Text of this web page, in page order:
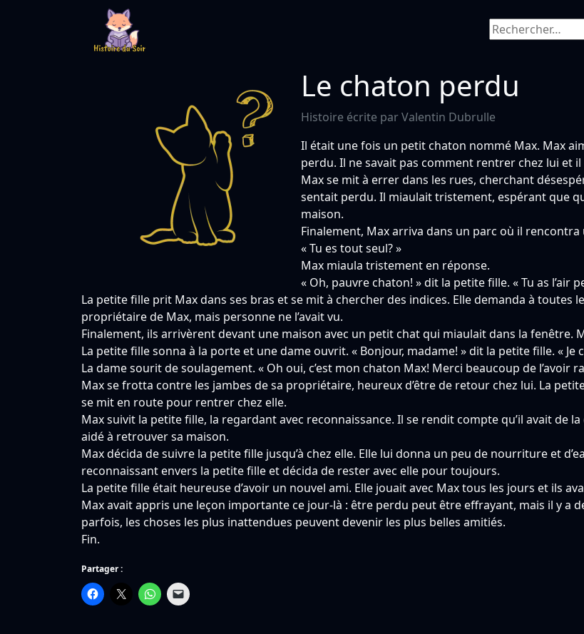
Rechercher :
Le chaton perdu
Histoire écrite par Valentin Dubrulle
Il était une fois un petit chaton nommé Max. Max
perdu. Il ne savait pas comment rentrer chez lui et
Max se mit à errer dans les rues, cherchant
sentait perdu. Il miaulait tristement, espérant que
maison.
Finalement, Max arriva dans un parc où il
« Tu es tout seul? »
Max miaula tristement en réponse.
« Oh, pauvre chaton! » dit la petite fille. « Tu as l’air
La petite fille prit Max dans ses bras et se mit à chercher des indices. Elle demanda à toutes
propriétaire de Max, mais personne ne l’avait vu.
Finalement, ils arrivèrent devant une maison avec un petit chat qui miaulait dans la fenêtre.
La petite fille sonna à la porte et une dame ouvrit. « Bonjour, madame! » dit la petite fille. « Je
La dame sourit de soulagement. « Oh oui, c’est mon chaton Max! Merci beaucoup de l’avoir
Max se frotta contre les jambes de sa propriétaire, heureux d’être de retour chez lui. La
se mit en route pour rentrer chez elle.
Max suivit la petite fille, la regardant avec reconnaissance. Il se rendit compte qu’il avait de
aidé à retrouver sa maison.
Max décida de suivre la petite fille jusqu’à chez elle. Elle lui donna un peu de nourriture et
reconnaissant envers la petite fille et décida de rester avec elle pour toujours.
La petite fille était heureuse d’avoir un nouvel ami. Elle jouait avec Max tous les jours et ils
Max avait appris une leçon importante ce jour-là : être perdu peut être effrayant, mais il y a
parfois, les choses les plus inattendues peuvent devenir les plus belles amitiés.
Fin.
Partager :